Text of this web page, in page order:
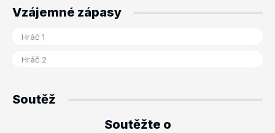
Vzájemné zápasy
Soutěž
Soutěžte o